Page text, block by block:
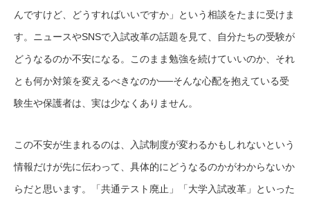
んですけど、どうすればいいですか」という相談をたまに受けま
す。ニュースやSNSで入試改革の話題を見て、自分たちの受験が
どうなるのか不安になる。このまま勉強を続けていいのか、それ
とも何か対策を変えるべきなのか──そんな心配を抱えている受
験生や保護者は、実は少なくありません。
この不安が生まれるのは、入試制度が変わるかもしれないという
情報だけが先に伝わって、具体的にどうなるのかがわからないか
らだと思います。「共通テスト廃止」「大学入試改革」といった